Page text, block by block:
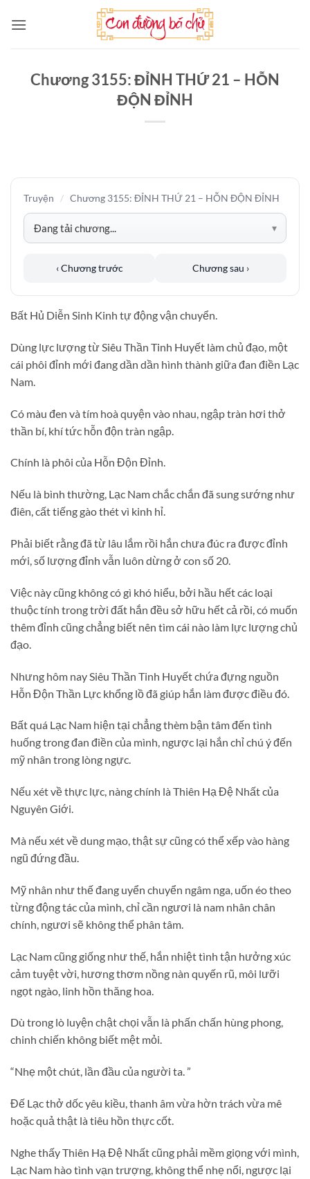
qua
Chương 3155: ĐỈNH THỨ 21 – HỖN
ĐỘN ĐỈNH
Truyện / Chương 3155: ĐỈNH THỨ 21 – HỖN ĐỘN ĐỈNH
‹ Chương trước Chương sau ›
Bất Hủ Diễn Sinh Kinh tự động vận chuyển.
Dùng lực lượng từ Siêu Thần Tinh Huyết làm chủ đạo, một
cái phôi đỉnh mới đang dần dần hình thành giữa đan điền Lạc
Nam.
Có màu đen và tím hoà quyện vào nhau, ngập tràn hơi thở
thần bí, khí tức hỗn độn tràn ngập.
Chính là phôi của Hỗn Độn Đỉnh.
Nếu là bình thường, Lạc Nam chắc chắn đã sung sướng như
điên, cất tiếng gào thét vì kinh hỉ.
Phải biết rằng đã từ lâu lắm rồi hắn chưa đúc ra được đỉnh
mới, số lượng đỉnh vẫn luôn dừng ở con số 20.
Việc này cũng không có gì khó hiểu, bởi hầu hết các loại
thuộc tính trong trời đất hắn đều sở hữu hết cả rồi, có muốn
thêm đỉnh cũng chẳng biết nên tìm cái nào làm lực lượng chủ
đạo.
Nhưng hôm nay Siêu Thần Tinh Huyết chứa đựng nguồn
Hỗn Độn Thần Lực khổng lồ đã giúp hắn làm được điều đó.
Bất quá Lạc Nam hiện tại chẳng thèm bận tâm đến tình
huống trong đan điền của mình, ngược lại hắn chỉ chú ý đến
mỹ nhân trong lòng ngực.
Nếu xét về thực lực, nàng chính là Thiên Hạ Đệ Nhất của
Nguyên Giới.
Mà nếu xét về dung mạo, thật sự cũng có thể xếp vào hàng
ngũ đứng đầu.
Mỹ nhân như thế đang uyển chuyển ngâm nga, uốn éo theo
từng động tác của mình, chỉ cần ngươi là nam nhân chân
chính, ngươi sẽ không thể phân tâm.
Lạc Nam cũng giống như thế, hắn nhiệt tình tận hưởng xúc
cảm tuyệt vời, hương thơm nồng nàn quyến rũ, môi lưỡi
ngọt ngào, linh hồn thăng hoa.
Dù trong lò luyện chật chọi vẫn là phấn chấn hùng phong,
chinh chiến không biết mệt mỏi.
“Nhẹ một chút, lần đầu của người ta. ”
Đế Lạc thở dốc yêu kiều, thanh âm vừa hờn trách vừa mê
hoặc quả thật là tiêu hồn thực cốt.
Nghe thấy Thiên Hạ Đệ Nhất cũng phải mềm giọng với mình,
Lạc Nam hào tình vạn trượng, không thể nhẹ nổi, ngược lại